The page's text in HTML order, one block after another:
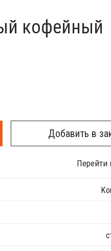
кофейный
Добавить в
Перейти